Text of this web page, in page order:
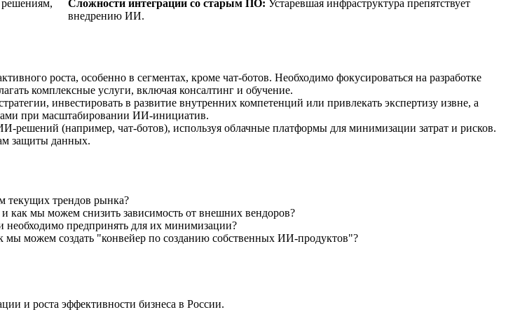
Сложности интеграции со старым ПО: Устаревшая инфраструктура препятствует
внедрению ИИ.
роста, особенно в сегментах, кроме чат-ботов. Необходимо фокусироваться на разработке
комплексные услуги, включая консалтинг и обучение.
инвестировать в развитие внутренних компетенций или привлекать экспертизу извне, а
при масштабировании ИИ-инициатив.
решений (например, чат-ботов), используя облачные платформы для минимизации затрат и рисков.
защиты данных.
текущих трендов рынка?
мы можем снизить зависимость от внешних вендоров?
предпринять для их минимизации?
можем создать "конвейер по созданию собственных ИИ-продуктов"?
и роста эффективности бизнеса в России.